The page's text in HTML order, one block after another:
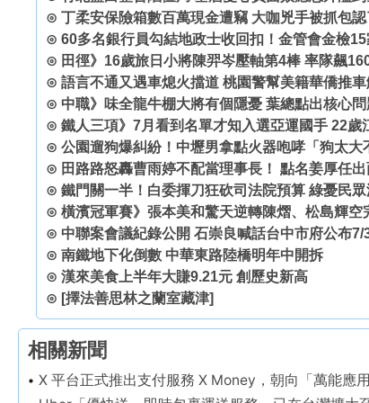
⊙ 丁柔安保險箱數百萬現金遭竊 大咖兇手被抓包
⊙ 60多名銀行員勾結地政士收回扣！金管會金檢
⊙ 田徑》16歲旅日小將陳羿岑壓軸第4棒 率隊飆
⊙ 語言不通又遇車熄火擋道 桃園警幫美籍華僑推車
⊙ 中職》味全龍牛棚大將有個隱憂 葉總點出核心問
⊙ 鐵人三項》7月看到名單才知入選亞運國手 22歲
⊙ 公園遛狗爆糾紛！中壢男拿點火器咆哮「狗太大
⊙ 田路路怒轟曹雨婷不配當理事長！ 點名姜厚任
⊙ 鐵門關一半！白委揮刀狂砍司法院預算 綠憂民
⊙ 橫濱冠軍賽》張本美和驚天逆轉陳熠、松島輝空
⊙ 中聯案會議紀錄公開 石崇良喊話台中市府公布7/
⊙ 南鐵地下化倒數 中華東路陸橋明年中開拆
⊙ 漢來美食上半年大賺9.21元 創歷史新高
⊙ [擇法善思林之蘭室藏津]
相關新聞
X 平台正式推出支付服務 X Money，朝向「萬能應